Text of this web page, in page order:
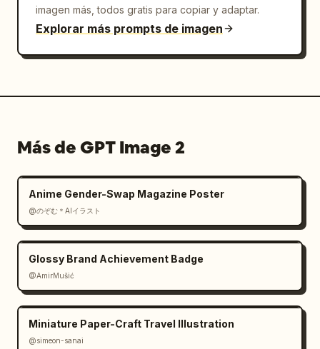
imagen más, todos gratis para copiar y adaptar.
Explorar más prompts de imagen
Más de GPT Image 2
Anime Gender-Swap Magazine Poster
@のぞむ＊AIイラスト
Glossy Brand Achievement Badge
@AmirMušić
Miniature Paper-Craft Travel Illustration
@simeon-sanai